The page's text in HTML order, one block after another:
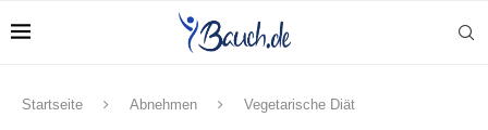
Startseite Abnehmen Vegetarische Diät